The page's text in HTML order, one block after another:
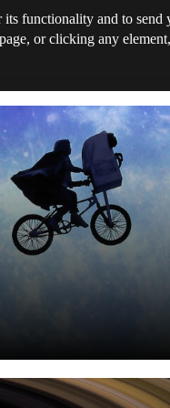
functionality and to
or clicking any